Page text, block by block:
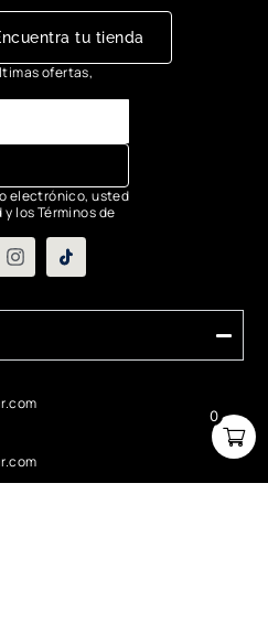
0
tu tienda
ofertas,
electrónico, usted
los Términos de